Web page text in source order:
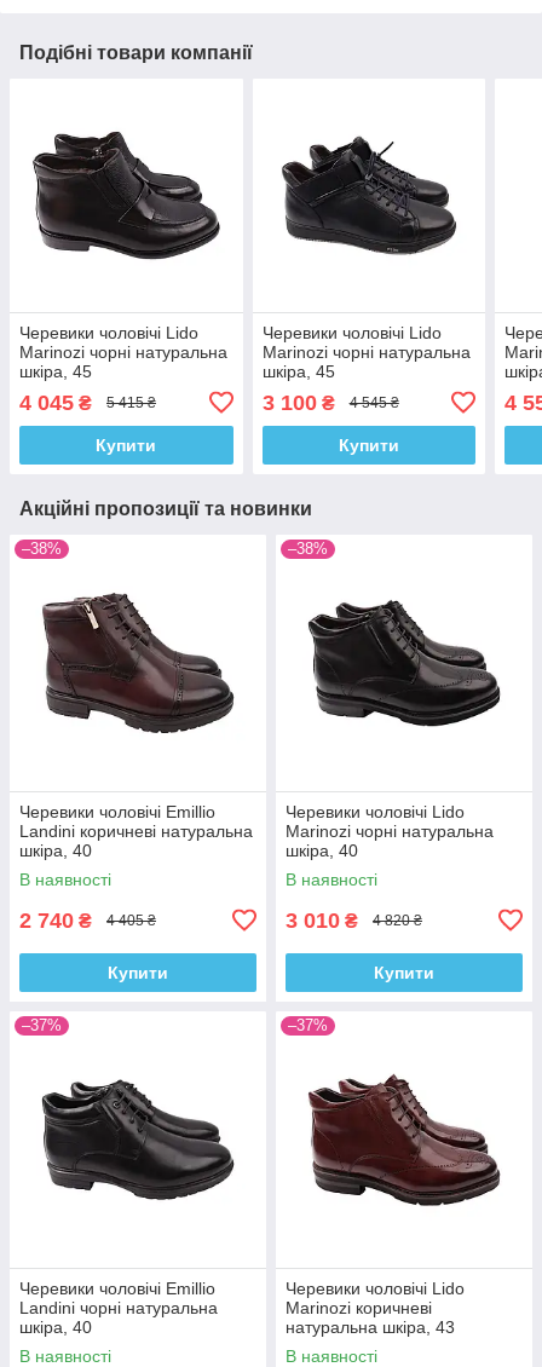
Подібні товари компанії
Черевики чоловічі Lido
Marinozi чорні натуральна
шкіра, 45
4 045 ₴ 5 415 ₴
Купити
Черевики чоловічі Lido
Marinozi чорні натуральна
шкіра, 45
3 100₴ 4 545 ₴
Купити
4
Акційні пропозиції та новинки
–38%
Черевики чоловічі Emillio
Landini коричневі натуральна
шкіра, 40
В наявності
2 740 ₴ 4 405 ₴
Купити
–38%
Черевики чоловічі Lido
Marinozi чорні натуральна
шкіра, 40
В наявності
3 010 ₴ 4 820 ₴
Купити
–37%
Черевики чоловічі Emillio
Landini чорні натуральна
шкіра, 40
В наявності
–37%
Черевики чоловічі Lido
Marinozi коричневі
натуральна шкіра, 43
В наявності